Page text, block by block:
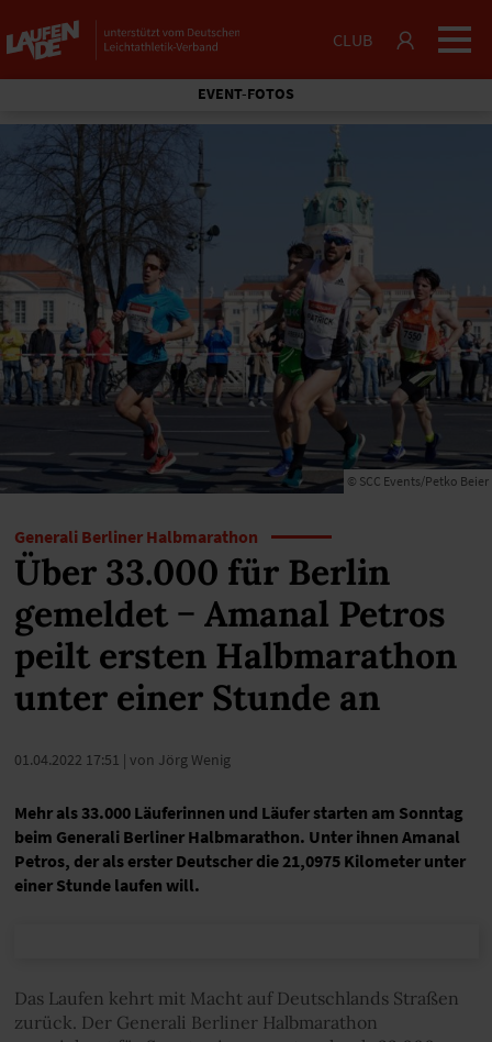
CLUB
EVENT-FOTOS
© SCC Events/Petko Beier
Generali Berliner Halbmarathon
Über 33.000 für Berlin
gemeldet − Amanal Petros
peilt ersten Halbmarathon
unter einer Stunde an
01.04.2022 17:51 | von Jörg Wenig
Mehr als 33.000 Läuferinnen und Läufer starten am Sonntag
beim Generali Berliner Halbmarathon. Unter ihnen Amanal
Petros, der als erster Deutscher die 21,0975 Kilometer unter
einer Stunde laufen will.
Das Laufen kehrt mit Macht auf Deutschlands Straßen
zurück. Der Generali Berliner Halbmarathon